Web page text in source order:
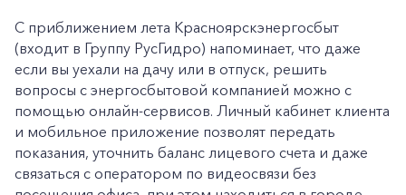
С приближением лета Красноярскэнергосбыт
(входит в Группу РусГидро) напоминает, что даже
если вы уехали на дачу или в отпуск, решить
вопросы с энергосбытовой компанией можно с
помощью онлайн-сервисов. Личный кабинет клиента
и мобильное приложение позволят передать
показания, уточнить баланс лицевого счета и даже
связаться с оператором по видеосвязи без